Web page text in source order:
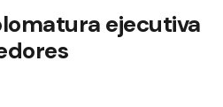
ejecutiva